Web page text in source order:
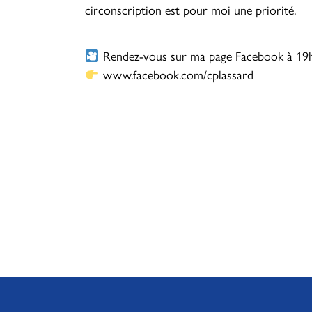
circonscription est pour moi une priorité.
Rendez-vous sur ma page Facebook à
www.facebook.com/cplassard